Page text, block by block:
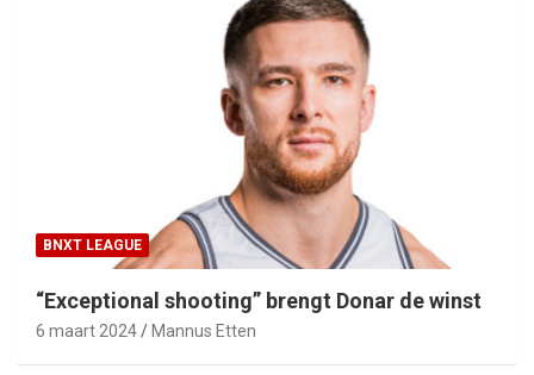
BNXT LEAGUE
“Exceptional shooting” brengt Donar de winst
6 maart 2024 Mannus Etten